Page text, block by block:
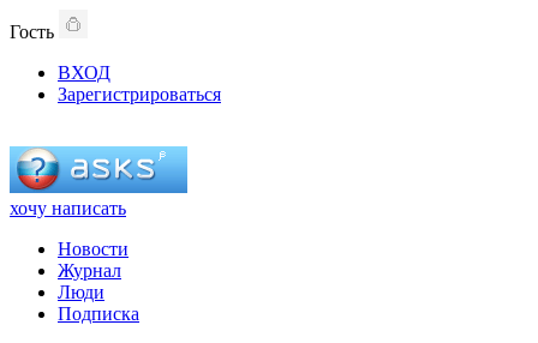
Гость
ВХОД
Зарегистрироваться
хочу написать
Новости
Журнал
Люди
Подписка